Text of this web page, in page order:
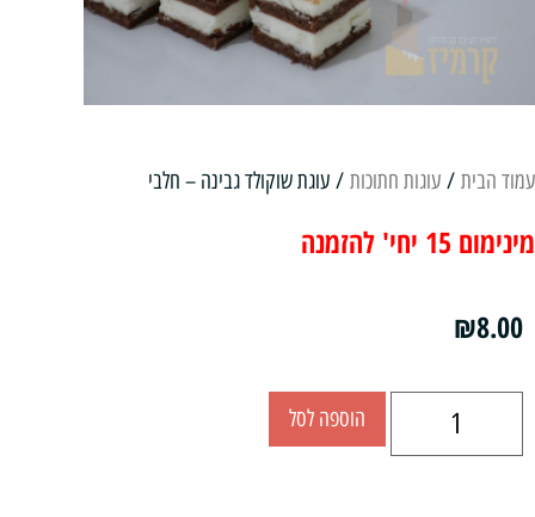
עמוד הבית / עוגות חתוכות / עוגת שוקולד גבינה – חלבי
מינימום 15 יחי' להזמנה
₪8.00
הוספה לסל